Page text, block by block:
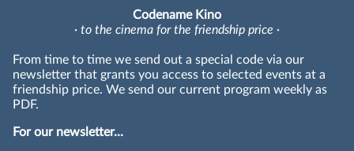
Codename Kino
· to the cinema for the friendship price ·
From time to time we send out a special code via our
newsletter that grants you access to selected events at a
friendship price. We send our current program weekly as
PDF.
For our newsletter...